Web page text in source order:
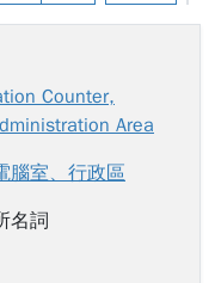
Counter,
Area
腦室、行政區
名詞